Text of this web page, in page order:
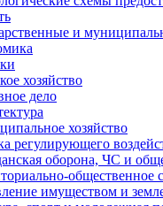
и
хозяйство
дело
хозяйство
регулирующего
оборона, ЧС и
общественное
имуществом и